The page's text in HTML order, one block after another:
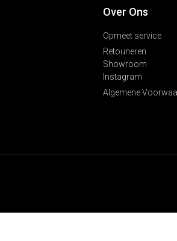
Over Ons
Opmeet service
Retouneren
Showroom
Instagram
Algemene